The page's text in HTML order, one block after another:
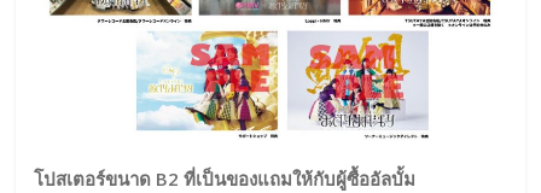
โปสเตอร์ขนาด B2 ที่เป็นของแถมให้กับผู้ซื้ออัลบั้ม